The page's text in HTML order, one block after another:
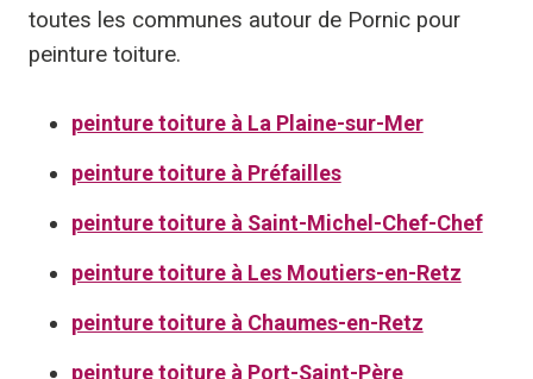
toutes les communes autour de Pornic pour
peinture toiture.
peinture toiture à La Plaine-sur-Mer
peinture toiture à Préfailles
peinture toiture à Saint-Michel-Chef-Chef
peinture toiture à Les Moutiers-en-Retz
peinture toiture à Chaumes-en-Retz
peinture toiture à Port-Saint-Père